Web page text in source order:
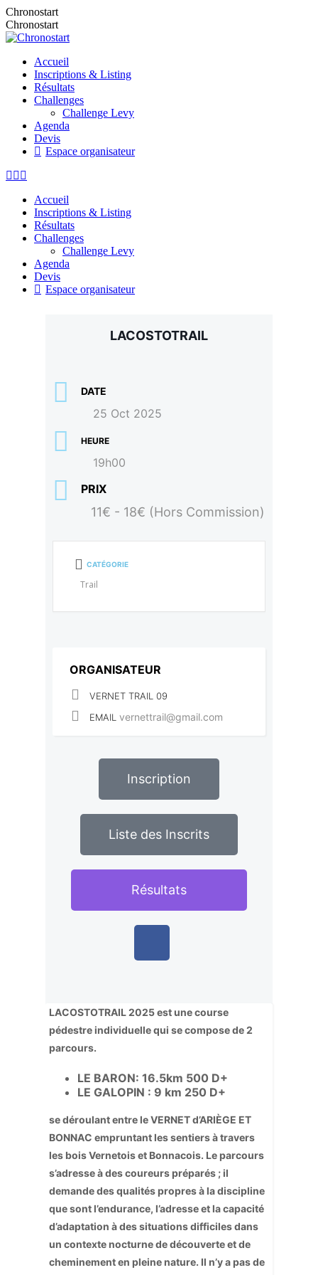
Chronostart
Chronostart
Accueil
Inscriptions & Listing
Résultats
Challenges
Challenge Levy
Agenda
Devis
Espace organisateur
Accueil
Inscriptions & Listing
Résultats
Challenges
Challenge Levy
Agenda
Devis
Espace organisateur
LACOSTOTRAIL
DATE
25 Oct 2025
HEURE
19h00
PRIX
11€ - 18€ (Hors Commission)
CATÉGORIE
Trail
ORGANISATEUR
VERNET TRAIL 09
EMAIL vernettrail@gmail.com
Inscription
Liste des Inscrits
Résultats
LACOSTOTRAIL 2025est une course
pédestre individuelle qui se compose de 2
parcours.
LE BARON: 16.5km 500 D+
LE GALOPIN : 9 km 250 D+
se déroulant entre le VERNET d’ARIÈGE ET
BONNAC empruntant les sentiers à travers
les bois Vernetois et Bonnacois. Le parcours
s’adresse à des coureurs préparés ; il
demande des qualités propres à ladiscipline
que sont l’endurance, l’adresse et la capacité
d’adaptation à des situationsdifficiles dans
un contexte nocturne de découverte et de
cheminement en pleine nature. Il n’y a pas de